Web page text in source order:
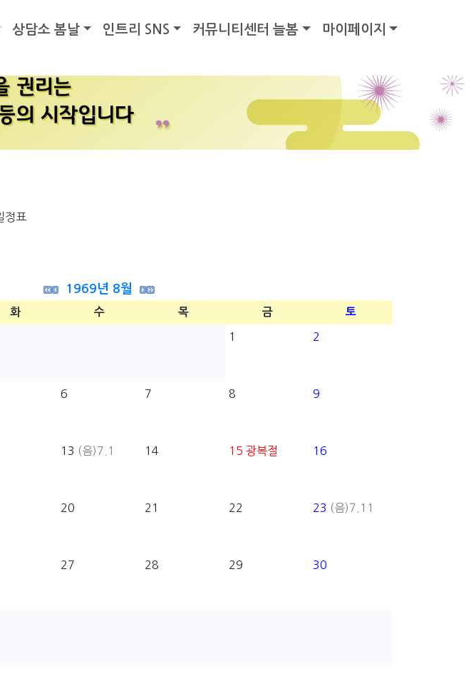
상담소 봄날 인트리 SNS 커뮤니티센터 늘봄 마이페이지
정표
1969년 8월
화 수 목 금 토
1 2
6 7 8 9
13 (음)7.1 14 15 광복절 16
20 21 22 23 (음)7.11
27 28 29 30